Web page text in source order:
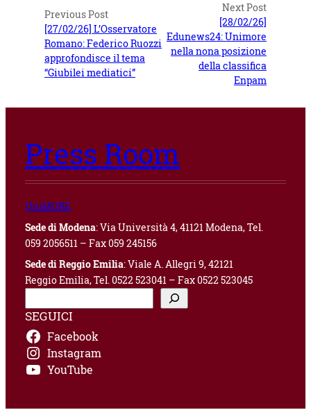
Previous Post
[27/02/26] L’Osservatore
Romano: Federico Ruozzi
approfondisce il tema
“Giubilei mediatici”
Next Post
[28/02/26]
Edunews24: Unimore
nella nona posizione
della classifica
Enpam
Press Room
UniMORE
Sede di Modena: Via Università 4, 41121 Modena, Tel.
059 2056511 – Fax 059 245156
Sede di Reggio Emilia: Viale A. Allegri 9, 42121
Reggio Emilia, Tel. 0522 523041 – Fax 0522 523045
e
r
c
a
SEGUICI
Facebook
Instagram
YouTube